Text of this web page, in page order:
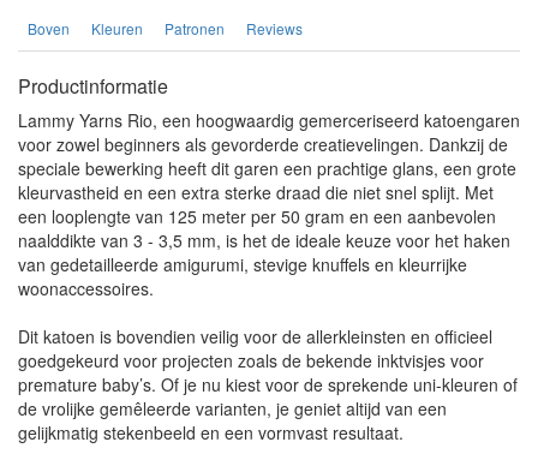
Boven Kleuren Patronen Reviews
Productinformatie
Lammy Yarns Rio, een hoogwaardig gemerceriseerd katoengaren
voor zowel beginners als gevorderde creatievelingen. Dankzij de
speciale bewerking heeft dit garen een prachtige glans, een grote
kleurvastheid en een extra sterke draad die niet snel splijt. Met
een looplengte van 125 meter per 50 gram en een aanbevolen
naalddikte van 3 - 3,5 mm, is het de ideale keuze voor het haken
van gedetailleerde amigurumi, stevige knuffels en kleurrijke
woonaccessoires.
Dit katoen is bovendien veilig voor de allerkleinsten en officieel
goedgekeurd voor projecten zoals de bekende inktvisjes voor
premature baby’s. Of je nu kiest voor de sprekende uni-kleuren of
de vrolijke gemêleerde varianten, je geniet altijd van een
gelijkmatig stekenbeeld en een vormvast resultaat.